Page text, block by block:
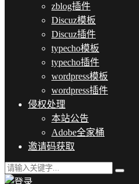
zblog插件
Discuz模板
Discuz插件
typecho模板
typecho插件
wordpress模板
wordpress插件
侵权处理
本站公告
Adobe全家桶
邀请码获取